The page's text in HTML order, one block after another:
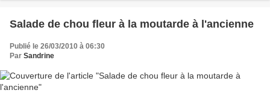
Salade de chou fleur à la moutarde à l'ancienne
Publié le 26/03/2010 à 06:30
Par Sandrine